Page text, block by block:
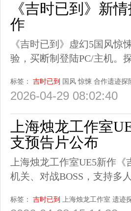
《吉时已到》新
作
《吉时已到》虚幻5国风
验，买断制登陆PC/主机。
标签： 吉时已到 国风 惊悚 合作遗迹探
2026-04-29 08:02:40
上海烛龙工作室
支预告片公布
上海烛龙工作室UE5新作
机关、对战BOSS，支持多
标签： 吉时已到 上海烛龙工作室 遗迹